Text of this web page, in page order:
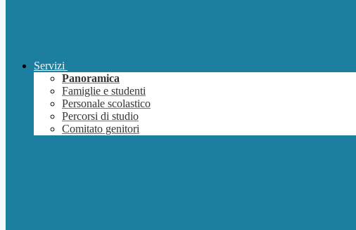
Servizi
Panoramica
Famiglie e studenti
Personale scolastico
Percorsi di studio
Comitato genitori